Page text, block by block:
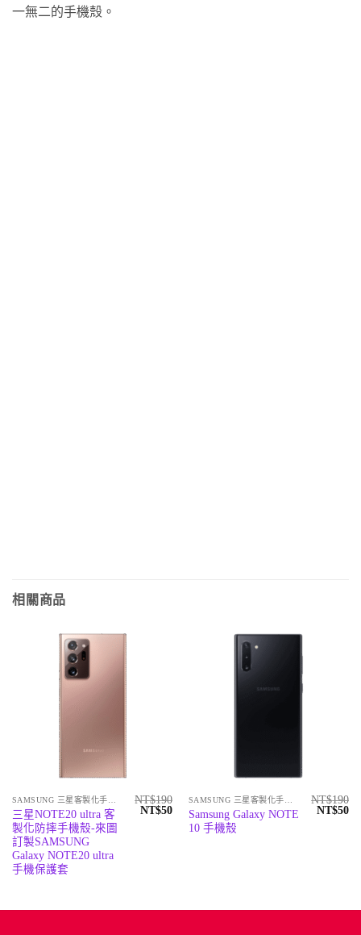
一無二的手機殼。
相關商品
三星NOTE20 ultra 客
製化防摔手機殼-來圖
訂製SAMSUNG
Galaxy NOTE20 ultra
手機保護套
NT$190
原
NT$50目
Samsung Galaxy NOTE
10 手機殼
NT$190
原
NT$50目